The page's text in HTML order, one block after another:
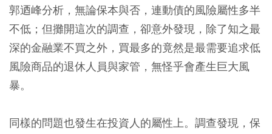
郭迺峰分析，無論保本與否，連動債的風險屬性多半
不低；但攤開這次的調查，卻意外發現，除了知之最
深的金融業不買之外，買最多的竟然是最需要追求低
風險商品的退休人員與家管，無怪乎會產生巨大風
暴。
同樣的問題也發生在投資人的屬性上。調查發現，保